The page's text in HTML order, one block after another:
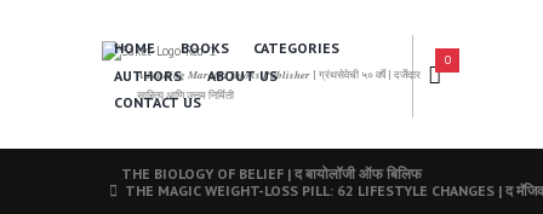
𝑨 𝑳𝒆𝒂𝒅𝒊𝒏𝒈 𝑴𝒂𝒓𝒂𝒕𝒉𝒊 𝑩𝒐𝒐𝒌𝒔 𝑷𝒖𝒃𝒍𝒊𝒔𝒉𝒆𝒓 | ग्रंथसेवेची ५० वर्षे | दर्जेदार
साहित्य आणि उत्तम निर्मिती
HOME BOOKS
CATEGORIES
AUTHORS
ABOUT US
CONTACT US
0
THE BIOLOGY OF BELIEF | द बायोलॉजी ऑफ बिलिफ
THE MAGIC WEIGHT-LOSS PILL: 62 LIFESTYLE CHANGES | द